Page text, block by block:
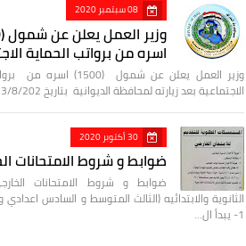
08 سبتمبر 2020
اسره من برواتب الحماية
وزير العمل يعلن عن شمول (1500)
الاجتماعية بعد زيارته لمحافظة الديوانية بتاريخ 3/8/202…
30 أكتوبر 2020
ضوابط و شروط الامتحانات
ضوابط و شروط الامتحانات
الثانوية والابتدائيه (الثالث المتوسط و السادس اعدادي
1- يبدأ ال…